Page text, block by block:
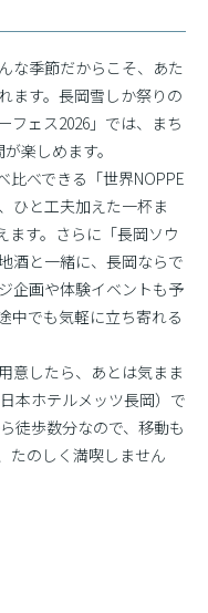
な季節だからこそ、あた
ます。長岡雪しか祭りの
フェス2026」では、まち
楽しめます。
比べできる「世界NOPPE
ひと工夫加えた一杯ま
ます。さらに「長岡ソウ
酒と一緒に、長岡ならで
企画や体験イベントも予
中でも気軽に立ち寄れる
意したら、あとは気まま
本ホテルメッツ長岡）で
徒歩数分なので、移動も
たのしく満喫しません